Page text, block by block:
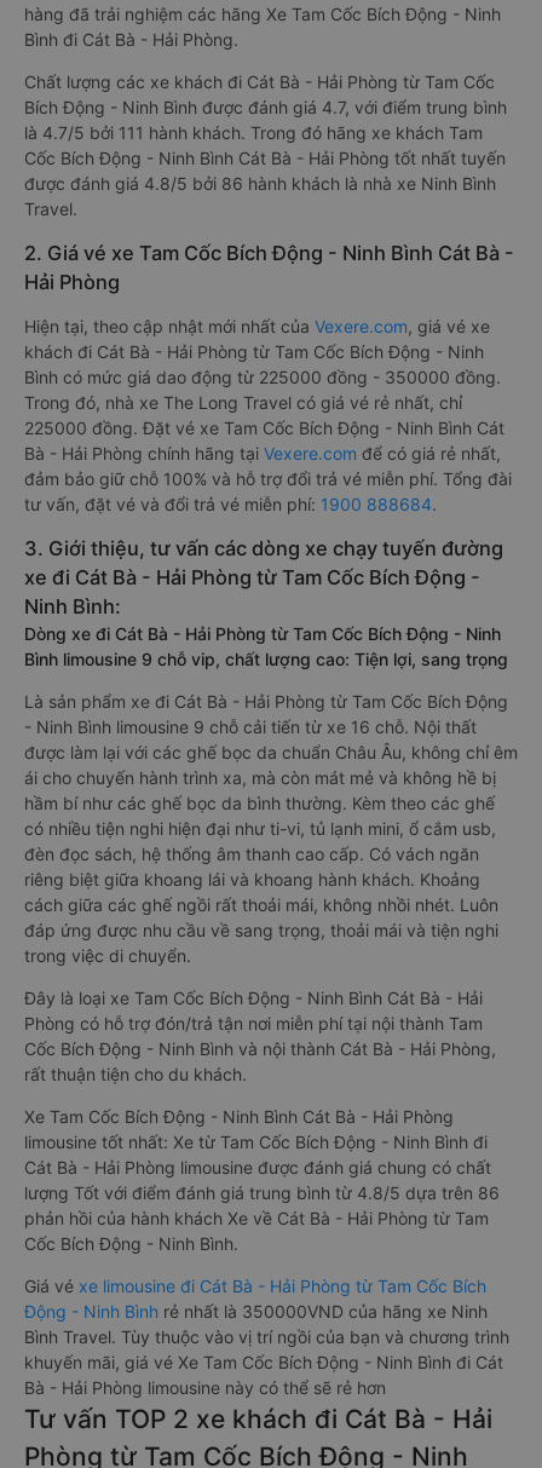
hàng đã trải nghiệm các hãng Xe Tam Cốc Bích Động - Ninh
Bình đi Cát Bà - Hải Phòng.
Chất lượng các xe khách đi Cát Bà - Hải Phòng từ Tam Cốc
Bích Động - Ninh Bình được đánh giá 4.7, với điểm trung bình
là 4.7/5 bởi 111 hành khách. Trong đó hãng xe khách Tam
Cốc Bích Động - Ninh Bình Cát Bà - Hải Phòng tốt nhất tuyến
được đánh giá 4.8/5 bởi 86 hành khách là nhà xe Ninh Bình
Travel.
2. Giá vé xe Tam Cốc Bích Động - Ninh Bình Cát Bà -
Hải Phòng
Hiện tại, theo cập nhật mới nhất của Vexere.com, giá vé xe
khách đi Cát Bà - Hải Phòng từ Tam Cốc Bích Động - Ninh
Bình có mức giá dao động từ 225000 đồng - 350000 đồng.
Trong đó, nhà xe The Long Travel có giá vé rẻ nhất, chỉ
225000 đồng. Đặt vé xe Tam Cốc Bích Động - Ninh Bình Cát
Bà - Hải Phòng chính hãng tại Vexere.com để có giá rẻ nhất,
đảm bảo giữ chỗ 100% và hỗ trợ đổi trả vé miễn phí. Tổng đài
tư vấn, đặt vé và đổi trả vé miễn phí: 1900 888684.
3. Giới thiệu, tư vấn các dòng xe chạy tuyến đường
xe đi Cát Bà - Hải Phòng từ Tam Cốc Bích Động -
Ninh Bình:
Dòng xe đi Cát Bà - Hải Phòng từ Tam Cốc Bích Động - Ninh
Bình limousine 9 chỗ vip, chất lượng cao: Tiện lợi, sang trọng
Là sản phẩm xe đi Cát Bà - Hải Phòng từ Tam Cốc Bích Động
- Ninh Bình limousine 9 chỗ cải tiến từ xe 16 chỗ. Nội thất
được làm lại với các ghế bọc da chuẩn Châu Âu, không chỉ êm
ái cho chuyến hành trình xa, mà còn mát mẻ và không hề bị
hầm bí như các ghế bọc da bình thường. Kèm theo các ghế
có nhiều tiện nghi hiện đại như ti-vi, tủ lạnh mini, ổ cắm usb,
đèn đọc sách, hệ thống âm thanh cao cấp. Có vách ngăn
riêng biệt giữa khoang lái và khoang hành khách. Khoảng
cách giữa các ghế ngồi rất thoải mái, không nhồi nhét. Luôn
đáp ứng được nhu cầu về sang trọng, thoải mái và tiện nghi
trong việc di chuyển.
Đây là loại xe Tam Cốc Bích Động - Ninh Bình Cát Bà - Hải
Phòng có hỗ trợ đón/trả tận nơi miễn phí tại nội thành Tam
Cốc Bích Động - Ninh Bình và nội thành Cát Bà - Hải Phòng,
rất thuận tiện cho du khách.
Xe Tam Cốc Bích Động - Ninh Bình Cát Bà - Hải Phòng
limousine tốt nhất: Xe từ Tam Cốc Bích Động - Ninh Bình đi
Cát Bà - Hải Phòng limousine được đánh giá chung có chất
lượng Tốt với điểm đánh giá trung bình từ 4.8/5 dựa trên 86
phản hồi của hành khách Xe về Cát Bà - Hải Phòng từ Tam
Cốc Bích Động - Ninh Bình.
Giá vé xe limousine đi Cát Bà - Hải Phòng từ Tam Cốc Bích
Động - Ninh Bình rẻ nhất là 350000VND của hãng xe Ninh
Bình Travel. Tùy thuộc vào vị trí ngồi của bạn và chương trình
khuyến mãi, giá vé Xe Tam Cốc Bích Động - Ninh Bình đi Cát
Bà - Hải Phòng limousine này có thể sẽ rẻ hơn
Tư vấn TOP 2 xe khách đi Cát Bà - Hải
Phòng từ Tam Cốc Bích Động - Ninh